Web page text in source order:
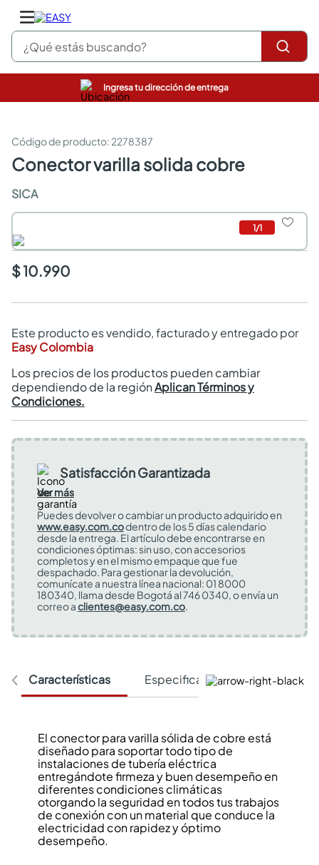
¿Qué estás buscando?
Ingresa tu dirección de entrega
: 2278387
conector varilla solida cobre
SICA
1/1
$ 10.990
Este producto es vendido, facturado y entregado por
Easy Colombia
Los precios de los productos pueden cambiar
dependiendo de la regiónAplican Términos y
Condiciones.
Satisfacción Garantizada
Ver más
Puedes devolver o cambiar un producto adquirido en
www.easy.com.codentro de los 5 días calendario
desde la entrega. El artículo debe encontrarse en
condiciones óptimas: sin uso, con accesorios
completos y en el mismo empaque que fue
despachado. Para gestionar la devolución,
comunícate a nuestra línea nacional: 01 8000
180340, llama desde Bogotá al 746 0340, o envía un
correo aclientes@easy.com.co.
Características Especificaciones Técnicas
El conector para varilla sólida de cobre está
diseñado para soportar todo tipo de
instalaciones de tubería eléctrica
entregándote firmeza y buen desempeño en
diferentes condiciones climáticas
otorgando la seguridad en todos tus trabajos
de conexión con un material que conduce la
electricidad con rapidez y óptimo
desempeño.
pinturas
sanitarios
comedor
pisos
armarios closet
comedores
neveras